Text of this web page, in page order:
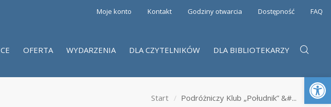
Moje konto Kontakt Godziny otwarcia Dostępność FAQ
OFERTA WYDARZENIA DLA CZYTELNIKÓW DLA BIBLIOTEKARZY
Start Podróżniczy Klub „Południk” &#...